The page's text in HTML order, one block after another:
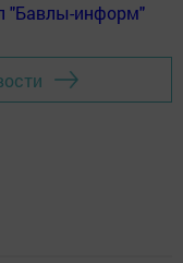
"Бавлы-информ"